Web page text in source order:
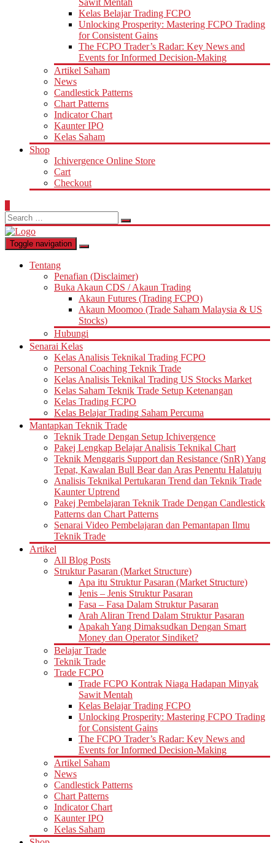
Sawit Mentah
Kelas Belajar Trading FCPO
Unlocking Prosperity: Mastering FCPO Trading
for Consistent Gains
The FCPO Trader’s Radar: Key News and
Events for Informed Decision-Making
Artikel Saham
News
Candlestick Patterns
Chart Patterns
Indicator Chart
Kaunter IPO
Kelas Saham
Shop
Ichivergence Online Store
Cart
Checkout
Search
for:
Toggle navigation
Tentang
Penafian (Disclaimer)
Buka Akaun CDS / Akaun Trading
Akaun Futures (Trading FCPO)
Akaun Moomoo (Trade Saham Malaysia & US
Stocks)
Hubungi
Senarai Kelas
Kelas Analisis Teknikal Trading FCPO
Personal Coaching Teknik Trade
Kelas Analisis Teknikal Trading US Stocks Market
Kelas Saham Teknik Trade Setup Ketenangan
Kelas Trading FCPO
Kelas Belajar Trading Saham Percuma
Mantapkan Teknik Trade
Teknik Trade Dengan Setup Ichivergence
Pakej Lengkap Belajar Analisis Teknikal Chart
Teknik Menggaris Support dan Resistance (SnR) Yang
Tepat, Kawalan Bull Bear dan Aras Penentu Halatuju
Analisis Teknikal Pertukaran Trend dan Teknik Trade
Kaunter Uptrend
Pakej Pembelajaran Teknik Trade Dengan Candlestick
Patterns dan Chart Patterns
Senarai Video Pembelajaran dan Pemantapan Ilmu
Teknik Trade
Artikel
All Blog Posts
Struktur Pasaran (Market Structure)
Apa itu Struktur Pasaran (Market Structure)
Jenis – Jenis Struktur Pasaran
Fasa – Fasa Dalam Struktur Pasaran
Arah Aliran Trend Dalam Struktur Pasaran
Apakah Yang Dimaksudkan Dengan Smart
Money dan Operator Sindiket?
Belajar Trade
Teknik Trade
Trade FCPO
Trade FCPO Kontrak Niaga Hadapan Minyak
Sawit Mentah
Kelas Belajar Trading FCPO
Unlocking Prosperity: Mastering FCPO Trading
for Consistent Gains
The FCPO Trader’s Radar: Key News and
Events for Informed Decision-Making
Artikel Saham
News
Candlestick Patterns
Chart Patterns
Indicator Chart
Kaunter IPO
Kelas Saham